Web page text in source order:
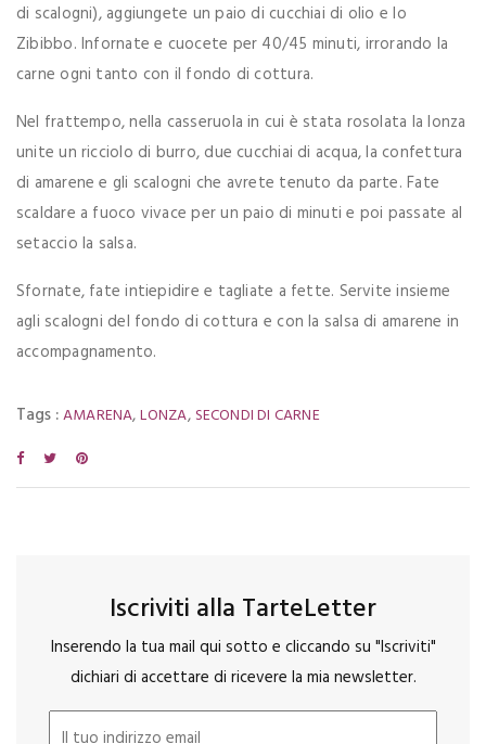
di scalogni), aggiungete un paio di cucchiai di olio e lo
Zibibbo. Infornate e cuocete per 40/45 minuti, irrorando la
carne ogni tanto con il fondo di cottura.
Nel frattempo, nella casseruola in cui è stata rosolata la lonza
unite un ricciolo di burro, due cucchiai di acqua, la confettura
di amarene e gli scalogni che avrete tenuto da parte. Fate
scaldare a fuoco vivace per un paio di minuti e poi passate al
setaccio la salsa.
Sfornate, fate intiepidire e tagliate a fette. Servite insieme
agli scalogni del fondo di cottura e con la salsa di amarene in
accompagnamento.
Tags :AMARENA,LONZA, SECONDI DI CARNE
Iscriviti alla TarteLetter
Inserendo la tua mail qui sotto e cliccando su "Iscriviti"
dichiari di accettare di ricevere la mia newsletter.